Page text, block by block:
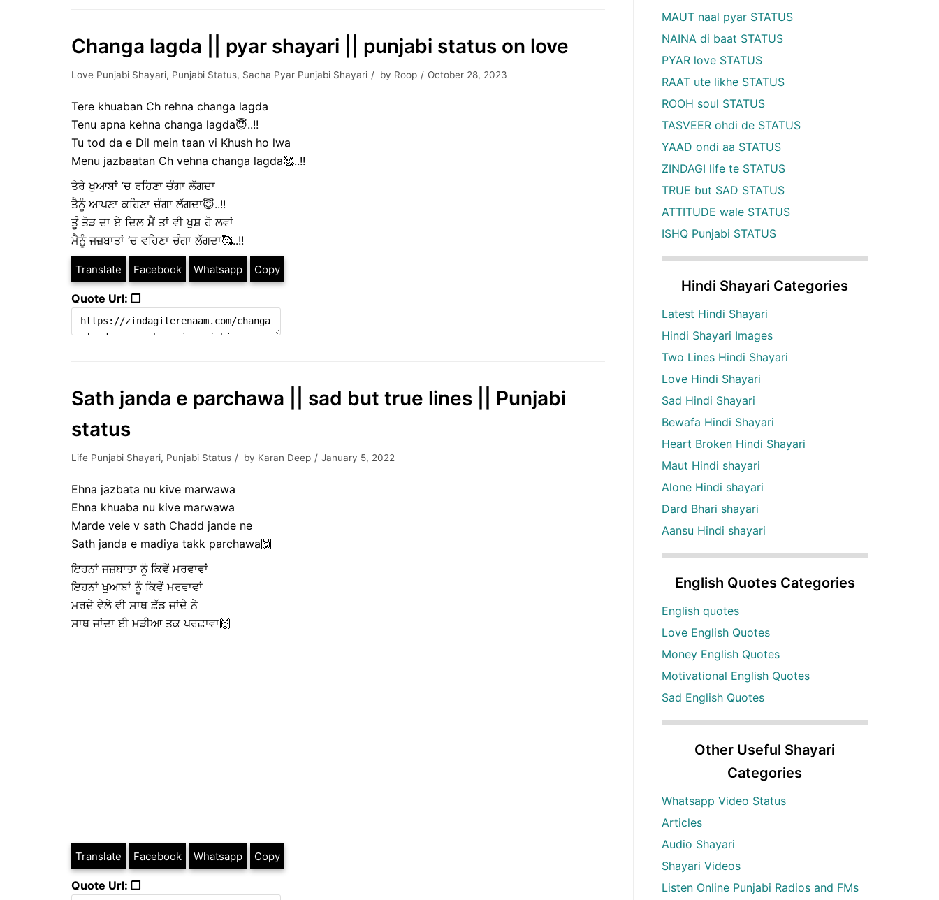
Changa lagda || pyar shayari || punjabi status on love
Love Punjabi Shayari, Punjabi Status, Sacha Pyar Punjabi Shayari by Roop October 28, 2023
Tere khuaban Ch rehna changa lagda
Tenu apna kehna changa lagda😇..!!
Tu tod da e Dil mein taan vi Khush ho lwa
Menu jazbaatan Ch vehna changa lagda🥰..!!
ਤੇਰੇ ਖੁਆਬਾਂ ‘ਚ ਰਹਿਣਾ ਚੰਗਾ ਲੱਗਦਾ
ਤੈਨੂੰ ਆਪਣਾ ਕਹਿਣਾ ਚੰਗਾ ਲੱਗਦਾ😇..!!
ਤੂੰ ਤੋੜ ਦਾ ਏ ਦਿਲ ਮੈਂ ਤਾਂ ਵੀ ਖੁਸ਼ ਹੋ ਲਵਾਂ
ਮੈਨੂੰ ਜਜ਼ਬਾਤਾਂ ‘ਚ ਵਹਿਣਾ ਚੰਗਾ ਲੱਗਦਾ🥰..!!
Translate Facebook Whatsapp Copy
Quote Url: ❐
Sath janda e parchawa || sad but true lines || Punjabi
status
Life Punjabi Shayari, Punjabi Status by Karan Deep January 5, 2022
Ehna jazbata nu kive marwawa
Ehna khuaba nu kive marwawa
Marde vele v sath Chadd jande ne
Sath janda e madiya takk parchawa🙌
ਇਹਨਾਂ ਜਜ਼ਬਾਤਾ ਨੂੰ ਕਿਵੇਂ ਮਰਵਾਵਾਂ
ਇਹਨਾਂ ਖੁਆਬਾਂ ਨੂੰ ਕਿਵੇਂ ਮਰਵਾਵਾਂ
ਮਰਦੇ ਵੇਲੇ ਵੀ ਸਾਥ ਛੱਡ ਜਾਂਦੇ ਨੇ
ਸਾਥ ਜਾਂਦਾ ਈ ਮੜੀਆ ਤਕ ਪਰਛਾਵਾ🙌
Translate Facebook Whatsapp Copy
Quote Url: ❐
MAUT naal pyar STATUS
NAINA di baat STATUS
PYAR love STATUS
RAAT ute likhe STATUS
ROOH soul STATUS
TASVEER ohdi de STATUS
YAAD ondi aa STATUS
ZINDAGI life te STATUS
TRUE but SAD STATUS
ATTITUDE wale STATUS
ISHQ Punjabi STATUS
Hindi Shayari Categories
Latest Hindi Shayari
Hindi Shayari Images
Two Lines Hindi Shayari
Love Hindi Shayari
Sad Hindi Shayari
Bewafa Hindi Shayari
Heart Broken Hindi Shayari
Maut Hindi shayari
Alone Hindi shayari
Dard Bhari shayari
Aansu Hindi shayari
English Quotes Categories
English quotes
Love English Quotes
Money English Quotes
Motivational English Quotes
Sad English Quotes
Other Useful Shayari
Categories
Whatsapp Video Status
Articles
Audio Shayari
Shayari Videos
Listen Online Punjabi Radios and FMs